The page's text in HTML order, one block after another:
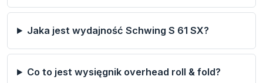
Jaka jest wydajność Schwing S 61 SX?
Co to jest wysięgnik overhead roll & fold?